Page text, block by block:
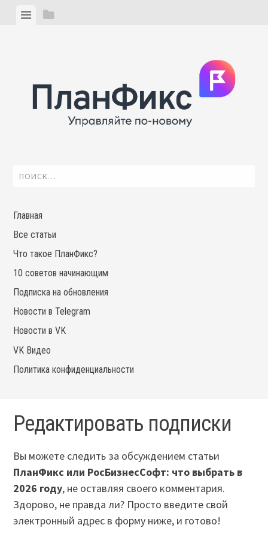
ViewView
Найти:
Главная
Все статьи
Что такое ПланФикс?
10 советов начинающим
Подписка на обновления
Новости в Telegram
Новости в VK
VK Видео
Политика конфиденциальности
Редактировать подписки
Вы можете следить за обсуждением статьи
ПланФикс или РосБизнесСофт: что выбрать в
2026 году, не оставляя своего комментария.
Здорово, не правда ли? Просто введите свой
электронный адрес в форму ниже, и готово!